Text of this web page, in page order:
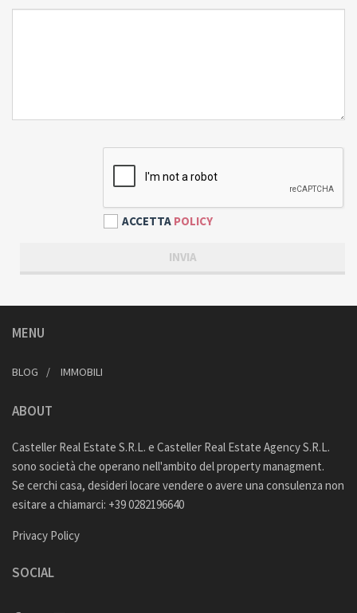
ACCETTA POLICY
MENU
BLOG IMMOBILI
ABOUT
Casteller Real Estate S.R.L. e Casteller Real Estate Agency S.R.L.
sono società che operano nell'ambito del property managment.
Se cerchi casa, desideri locare vendere o avere una consulenza non
esitare a chiamarci: +39 0282196640
Privacy Policy
SOCIAL